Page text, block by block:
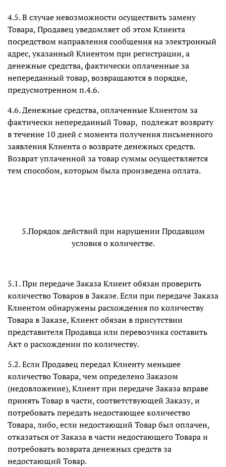
4.5. В случае невозможности осуществить замену
Товара, Продавец уведомляет об этом Клиента
посредством направления сообщения на электронный
адрес, указанный Клиентом при регистрации, а
денежные средства, фактически оплаченные за
непереданный товар, возвращаются в порядке,
предусмотренном п.4.6.
4.6. Денежные средства, оплаченные Клиентом за
фактически непереданный Товар, подлежат возврату
в течение 10 дней с момента получения письменного
заявления Клиента о возврате денежных средств.
Возврат уплаченной за товар суммы осуществляется
тем способом, которым была произведена оплата.
5.Порядок действий при нарушении Продавцом
условия о количестве.
5.1. При передаче Заказа Клиент обязан проверить
количество Товаров в Заказе. Если при передаче Заказа
Клиентом обнаружены расхождения по количеству
Товара в Заказе, Клиент обязан в присутствии
представителя Продавца или перевозчика составить
Акт о расхождении по количеству.
5.2. Если Продавец передал Клиенту меньшее
количество Товара, чем определено Заказом
(недовложение), Клиент при передаче Заказа вправе
принять Товар в части, соответствующей Заказу, и
потребовать передать недостающее количество
Товара, либо, если недостающий Товар был оплачен,
отказаться от Заказа в части недостающего Товара и
потребовать возврата денежных средств за
недостающий Товар.